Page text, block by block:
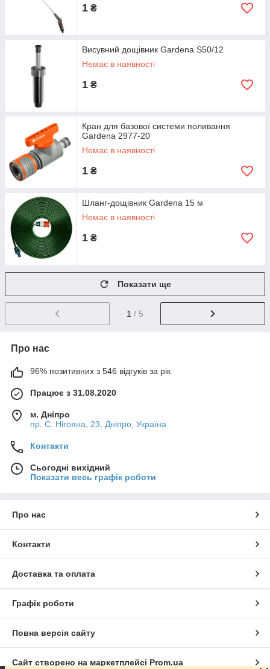
1 ₴
Висувний дощівник Gardena S50/12
Немає в наявності
1 ₴
Кран для базової системи поливання
Gardena 2977-20
Немає в наявності
1 ₴
Шланг-дощівник Gardena 15 м
Немає в наявності
1 ₴
Показати ще
1 / 5
Про нас
96% позитивних з 546 відгуків за рік
Працює з 31.08.2020
м. Дніпро
пр. С. Нігояна, 23, Дніпро, Україна
Контакти
Сьогодні вихідний
Показати весь графік роботи
Про нас
Контакти
Доставка та оплата
Графік роботи
Повна версія сайту
Сайт створено на маркетплейсі Prom.ua